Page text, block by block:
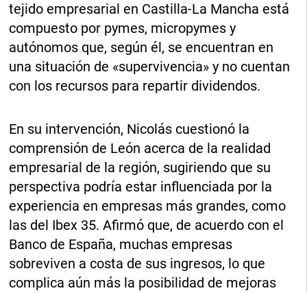
tejido empresarial en Castilla-La Mancha está
compuesto por pymes, micropymes y
autónomos que, según él, se encuentran en
una situación de «supervivencia» y no cuentan
con los recursos para repartir dividendos.
En su intervención, Nicolás cuestionó la
comprensión de León acerca de la realidad
empresarial de la región, sugiriendo que su
perspectiva podría estar influenciada por la
experiencia en empresas más grandes, como
las del Ibex 35. Afirmó que, de acuerdo con el
Banco de España, muchas empresas
sobreviven a costa de sus ingresos, lo que
complica aún más la posibilidad de mejoras